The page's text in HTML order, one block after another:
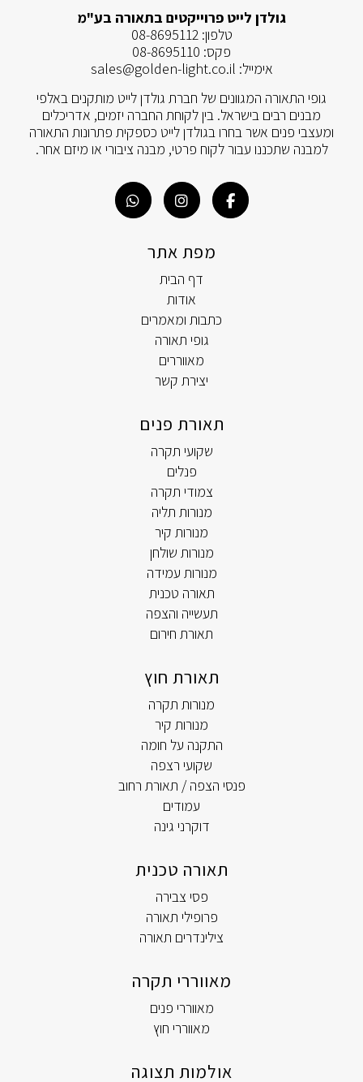
גולדן לייט פרוייקטים בתאורה בע"מ
טלפון:08-8695112
פקס: 08-8695110
אימייל: sales@golden-light.co.il
גופי התאורה המגוונים של חברת גולדן לייט מותקנים באלפי
מבנים רבים בישראל. בין לקוחת החברה יזמים, אדריכלים
ומעצבי פנים אשר בחרו בגולדן לייט כספקית פתרונות התאורה
למבנה שתכננו עבור לקוח פרטי, מבנה ציבורי או מיזם אחר.
מפת אתר
דף הבית
אודות
כתבות ומאמרים
גופי תאורה
מאווררים
יצירת קשר
תאורת פנים
שקועי תקרה
פנלים
צמודי תקרה
מנורות תליה
מנורות קיר
מנורות שולחן
מנורות עמידה
תאורה טכנית
תעשייה והצפה
תאורת חירום
תאורת חוץ
מנורות תקרה
מנורות קיר
התקנה על חומה
שקועי רצפה
פנסי הצפה / תאורת רחוב
עמודים
דוקרני גינה
תאורה טכנית
פסי צבירה
פרופילי תאורה
צילינדרים תאורה
מאווררי תקרה
מאווררי פנים
מאווררי חוץ
אולמות תצוגה